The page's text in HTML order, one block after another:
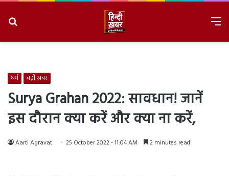
धर्म बड़ी ख़बर
Surya Grahan 2022: सावधान! जानें
इस दौरान क्या करें और क्या ना करें,
Aarti Agravat 25 October 2022 - 11:04 AM 2 minutes read